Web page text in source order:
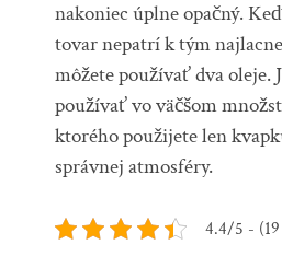
nakoniec úplne opačný.
tovar nepatrí k tým
môžete používať dva oleje.
používať vo väčšom
ktorého použijete len
správnej atmosféry.
4.4/5 -